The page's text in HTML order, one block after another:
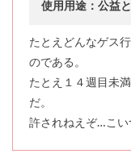
使用用途：公益
たとえどんなゲス
のである。
たとえ１４週目未
だ。
許されねえぞ…こい